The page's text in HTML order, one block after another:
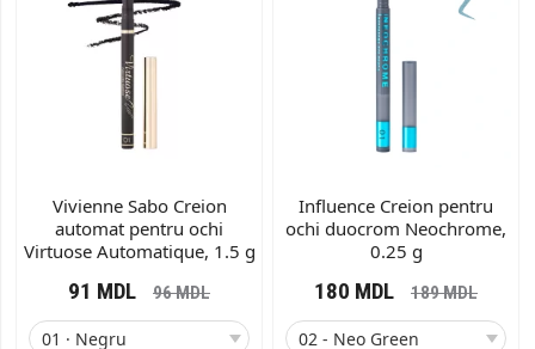
Vivienne Sabo Creion
automat pentru ochi
Virtuose Automatique, 1.5 g
91 MDL 96MDL
Influence Creion pentru
ochi duocrom Neochrome,
0.25 g
180 MDL 189MDL